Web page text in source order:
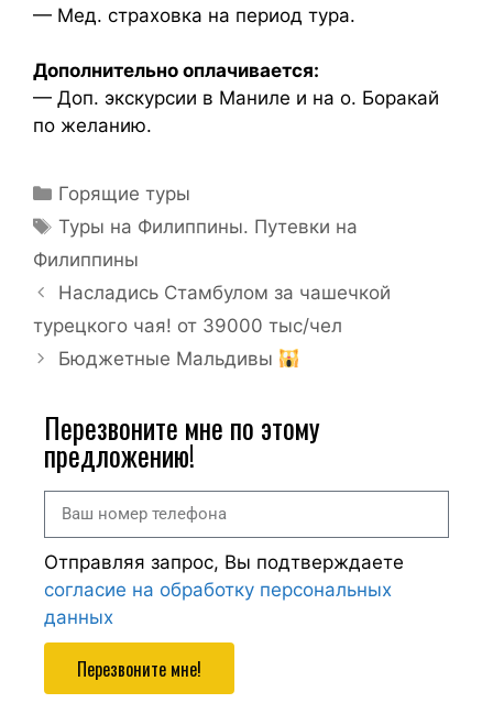
— Мед. страховка на период тура.
Дополнительно оплачивается:
— Доп. экскурсии в Маниле и на о. Боракай
по желанию.
Горящие туры
Туры на Филиппины. Путевки на
Филиппины
Насладись Стамбулом за чашечкой
турецкого чая! от 39000 тыс/чел
Бюджетные Мальдивы
Перезвоните мне по этому
предложению!
Отправляя запрос, Вы подтверждаете
согласие на обработку персональных
данных
Перезвоните мне!